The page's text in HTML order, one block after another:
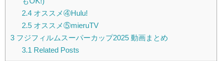
2.4オススメ④Hulu!
2.5オススメ⑤mieruTV
3 フジフィルムスーパーカップ2025 動画まとめ
3.1 Related Posts